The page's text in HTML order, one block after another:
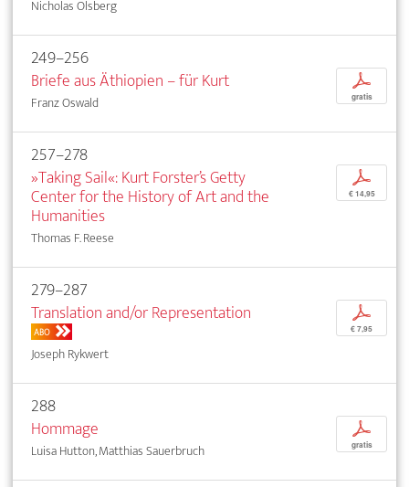
Nicholas Olsberg
249–256
Briefe aus Äthiopien – für Kurt
Franz Oswald
p
gratis
257–278
»Taking Sail«: Kurt Forster’s Getty
Center for the History of Art and the
Humanities
Thomas F. Reese
p
€ 14,95
279–287
Translation and/or Representation
ABO
Joseph Rykwert
p
€ 7,95
288
Hommage
Luisa Hutton, Matthias Sauerbruch
p
gratis